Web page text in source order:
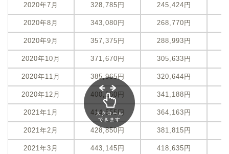
2020年7月 328,785円 245,424円
2020年8月 343,080円 268,770円
2020年9月 357,375円 288,993円
2020年10月 371,670円 305,633円
2020年11月 385,965円 320,644円
2020年12月 400,260円 341,188円
2021年1月 414,555円 364,163円
2021年2月 428,850円 381,815円
2021年3月 443,145円 418,635円
スクロール
できます